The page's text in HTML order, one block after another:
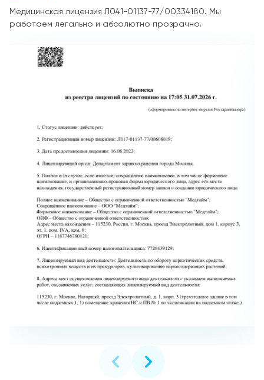
Медицинская лицензия Л041-01137-77/00334180. Мы
работаем легально и абсолютно прозрачно.